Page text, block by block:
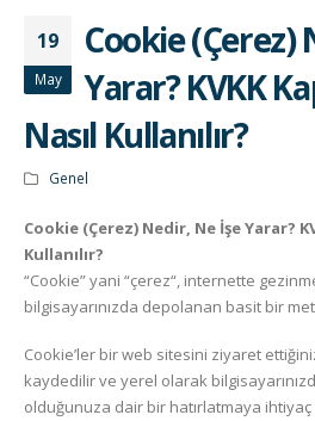
19
May
Cookie (Çerez)
Yarar? KVKK
Nasıl Kullanılır?
Genel
Cookie (Çerez) Nedir, Ne İşe Yarar?
Kullanılır?
“Cookie” yani “çerez“, internette
bilgisayarınızda depolanan basit bir
Cookie’ler bir web sitesini ziyaret
kaydedilir ve yerel olarak
olduğunuza dair bir hatırlatmaya